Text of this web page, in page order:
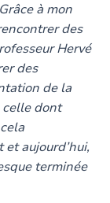
à mon
des
Hervé
des
de la
celle dont
aujourd’hui,
terminée